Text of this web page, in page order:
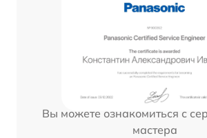
Вы можете ознакомиться с
мастера